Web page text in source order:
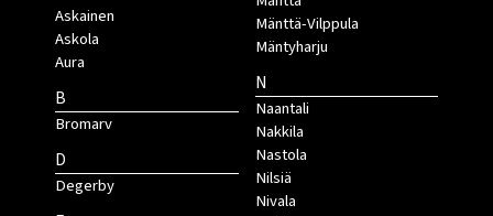
Askainen
Askola
Aura
B
Bromarv
D
Degerby
Mänttä-Vilppula
Mäntyharju
N
Naantali
Nakkila
Nastola
Nilsiä
Nivala